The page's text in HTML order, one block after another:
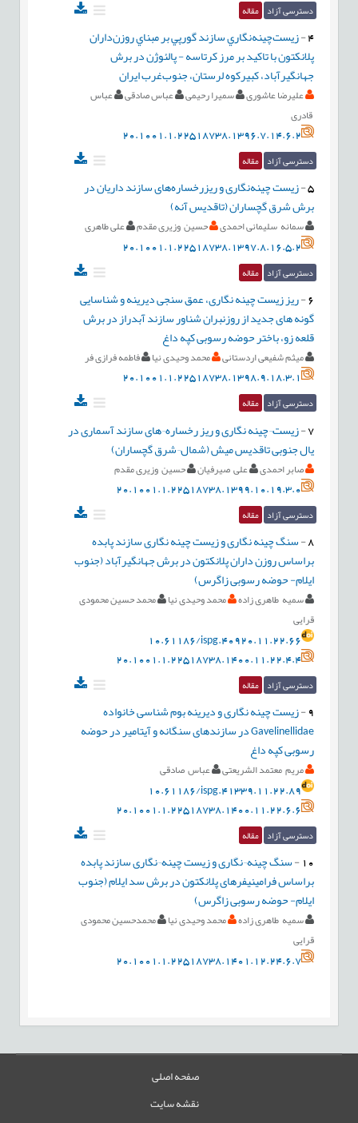
دسترسی آزاد مقاله
4
-زيست‌چينه‌نگاري سازند گورپي‌ بر مبناي روزن‌داران
پلانکتون با تاکید بر مرز کرتاسه - پالئوژن در برش
جهانگيرآباد، کبیرکوه لرستان، جنوب‌غرب ایران
علیرضا عاشوری سمیرا رحیمی عباس صادقی
عباس
قادری
20.1001.1.22518738.1396.7.14.6.2
دسترسی آزاد مقاله
5
-زیست چینه‌نگاری و ریزرخساره‌های سازند‌ داریان در
برش شرق گچساران (تاقدیس آنه)
سمانه سلیمانی احمدی حسین وزیری مقدم علی طاهری
20.1001.1.22518738.1397.8.16.5.2
دسترسی آزاد مقاله
6
-ریز زیست چینه نگاری، عمق سنجی دیرینه و شناسایی
گونه های جدید از روزنبران شناور سازند آبدراز در برش
قلعه زو، باختر حوضه رسوبی کپه داغ
میثم شفیعی اردستانی محمد وحیدی نیا فاطمه فرازی فر
20.1001.1.22518738.1398.9.18.3.1
دسترسی آزاد مقاله
7
-زیست¬چینه نگاری و ریز رخساره¬های سازند آسماری در
یال جنوبی تاقدیس میش (شمال¬شرق گچساران)
صابر احمدی علی صیرفیان حسین وزیری مقدم
20.1001.1.22518738.1399.10.19.3.0
دسترسی آزاد مقاله
8
-سنگ چینه نگاری و زیست چینه نگاری سازند پابده
براساس روزن داران پلانکتون در برش جهانگیرآباد (جنوب
ایلام- حوضه رسوبی زاگرس)
سمیه طاهری زاده محمد وحیدی نیا
محمد حسین محمودی
قرایی
10.61186/ispg.40920.11.22.66
20.1001.1.22518738.1400.11.22.4.4
دسترسی آزاد مقاله
9
-زیست چینه نگاری و دیرینه بوم شناسی خانواده
Gavelinellidae در سازندهای سنگانه و آیتامیر در حوضه
رسوبی کپه داغ
مریم معتمد الشریعتی عباس صادقی
10.61186/ispg.41339.11.22.89
20.1001.1.22518738.1400.11.22.6.6
دسترسی آزاد مقاله
10
-سنگ چینه¬نگاری و زیست چینه¬نگاری سازند پابده
براساس فرامینیفرهای پلانکتون در برش سد ایلام (جنوب
ایلام- حوضه رسوبی زاگرس)
سمیه طاهری زاده محمد وحیدی نیا
محمدحسین محمودی
قرایی
20.1001.1.22518738.1401.12.24.6.7
صفحه اصلی
نقشه سایت